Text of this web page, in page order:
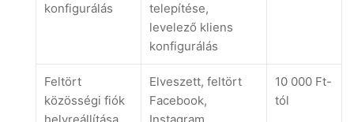
konfigurálás
telepítése,
levelező kliens
konfigurálás
Feltört
közösségi fiók
Elveszett, feltört
Facebook,
10 000 Ft-
tól